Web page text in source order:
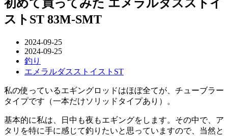
初めて買ってみた エメラルダスストイ
ストST 83M-SMT
2024-09-25
2024-09-25
釣り
エメラルダスストイストST
私の使っているエギングロッドはほぼ全てが、チューブラー
タイプです（一本だけソリッドタイプあり）。
基本的に私は、日中も夜もエギングをします。その中で、ア
タリを特に手に感じて釣りたいと思っていますので、当然と